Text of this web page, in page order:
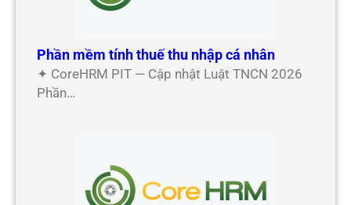
Phần mềm tính thuế thu nhập cá nhân
✦ CoreHRM PIT — Cập nhật Luật TNCN 2026
Phần…